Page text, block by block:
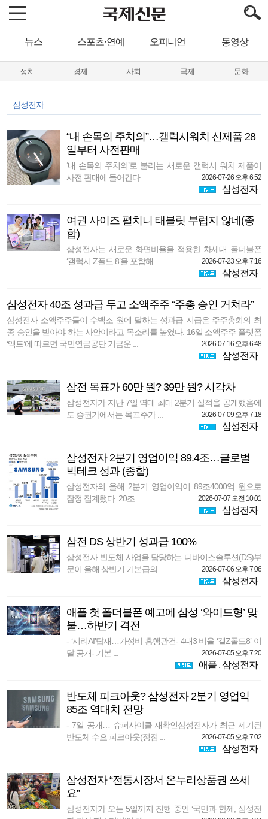
뉴스 스포츠·연예 오피니언 동영상
정치 경제 사회 국제 문화
삼성전자
“내 손목의 주치의”…갤럭시워치 신제품 28
일부터 사전판매
‘내 손목의 주치의’로 불리는 새로운 갤럭시 워치 제품이
사전 판매에 들어간다. ...
2026-07-26 오후 6:52
삼성전자
여권 사이즈 펼치니 태블릿 부럽지 않네(종
합)
삼성전자는 새로운 화면비율을 적용한 차세대 폴더블폰
‘갤럭시 Z폴드 8’을 포함해 ...
2026-07-23 오후 7:16
삼성전자
삼성전자 40조 성과급 두고 소액주주 “주총 승인 거쳐라”
삼성전자 소액주주들이 수백조 원에 달하는 성과급 지급은 주주총회의 최
종 승인을 받아야 하는 사안이라고 목소리를 높였다. 16일 소액주주 플랫폼
‘액트’에 따르면 국민연금공단 기금운 ...
2026-07-16 오후 6:48
삼성전자
삼전 목표가 60만 원? 39만 원? 시각차
삼성전자가 지난 7일 역대 최대 2분기 실적을 공개했음에
도 증권가에서는 목표주가 ...
2026-07-09 오후 7:18
삼성전자
삼성전자 2분기 영업이익 89.4조…글로벌
빅테크 성과 (종합)
삼성전자의 올해 2분기 영업이익이 89조4000억 원으로
잠정 집계됐다. 20조 ...
2026-07-07 오전 10:01
삼성전자
삼전 DS 상반기 성과급 100%
삼성전자 반도체 사업을 담당하는 디바이스솔루션(DS)부
문이 올해 상반기 기본급의 ...
2026-07-06 오후 7:06
삼성전자
애플 첫 폴더블폰 예고에 삼성 ‘와이드형’ 맞
불…하반기 격전
- ‘시리AI’탑재…가성비 흥행관건- 4대3 비율 ‘갤Z폴드8’ 이
달 공개- 기본 ...
2026-07-05 오후 7:20
애플,삼성전자
반도체 피크아웃? 삼성전자 2분기 영업익
85조 역대치 전망
- 7일 공개… 슈퍼사이클 재확인삼성전자가 최근 제기된
반도체 수요 피크아웃(정점 ...
2026-07-05 오후 7:02
삼성전자
삼성전자 “전통시장서 온누리상품권 쓰세
요”
삼성전자가 오는 5일까지 진행 중인 ‘국민과 함께, 삼성전